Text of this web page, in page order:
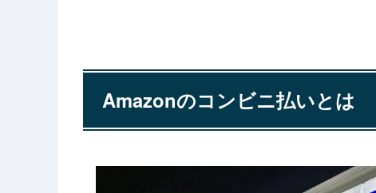
Amazonのコンビニ払いとは